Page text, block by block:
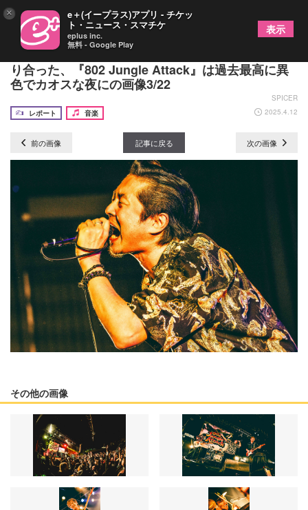
打首獄門同好会、怒髪天、カネヨリマサルがぶつか
り合った、『802 Jungle Attack』は過去最高に異
色でカオスな夜にの画像3/22
SPICER
レポート
音楽 2025.4.12
前の画像 記事に戻る 次の画像
その他の画像
× e＋(イープラス)アプリ - チケッ
ト・ニュース・スマチケ
eplus inc.
無料 - Google Play
表示